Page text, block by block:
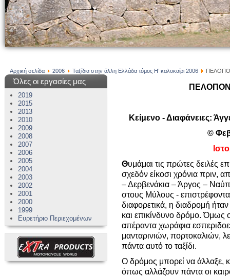
Αρχική σελίδα 2006 Ταξίδια στην άλλη Ελλάδα τόμος Η’ καλοκαίρι 2006
Όλες οι εργασίες μας
2019
2015
2013
2010
2009
2008
2007
2006
2005
2004
2003
2002
2001
2000
1999
Ευρετήριο Περιεχομένων
Κείμενο - Διαφάνειες:
©
Θυμάμαι τις πρώτες δειλές
σχεδόν είκοσι χρόνια πριν,
– Δερβενάκια – Άργος –
στους Μύλους -
διαφορετικά, η διαδρομή
και επικίνδυνο δρόμο. Όμως
απέραντα χωράφια
μανταρινιών, πορτοκαλιών,
πάντα αυτό το ταξίδι.
Ο δρόμος μπορεί να άλλαξε,
όπως αλλάζουν πάντα οι